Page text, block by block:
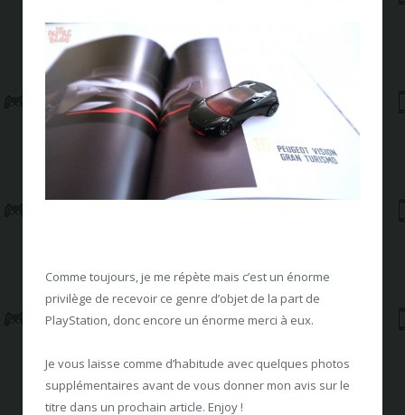
Comme toujours, je me répète mais c’est un énorme
privilège de recevoir ce genre d’objet de la part de
PlayStation, donc encore un énorme merci à eux.
Je vous laisse comme d’habitude avec quelques photos
supplémentaires avant de vous donner mon avis sur le
titre dans un prochain article. Enjoy !